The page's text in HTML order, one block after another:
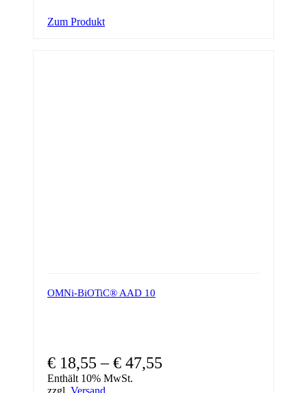
Zum ProduktDieses
OMNi-BiOTiC® AAD 10
€ 18,55 –€ 47,55
Enthält 10% MwSt.